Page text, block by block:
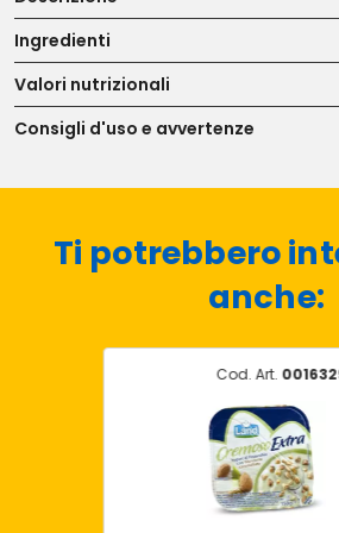
Ingredienti
Valori nutrizionali
Consigli d'uso e avvertenze
Ti potrebbero
anche:
Cod. Art.